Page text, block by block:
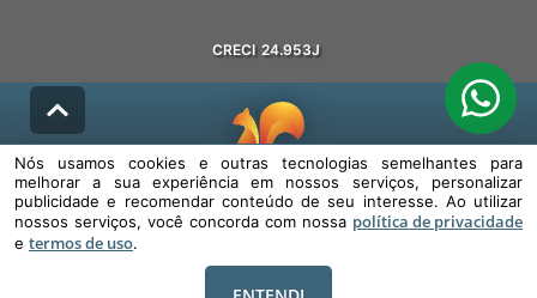
CRECI 24.953J
© DESENVOLVIDO PELAAGIL.NET
Nós usamos cookies e outras tecnologias semelhantes para melhorar a
sua experiência em nossos serviços, personalizar publicidade e
Nós usamos cookies e outras tecnologias semelhantes para
melhorar a sua experiência em nossos serviços, personalizar
publicidade e recomendar conteúdo de seu interesse. Ao utilizar
nossos serviços, você concorda com nossa política de privacidade
e termos de uso.